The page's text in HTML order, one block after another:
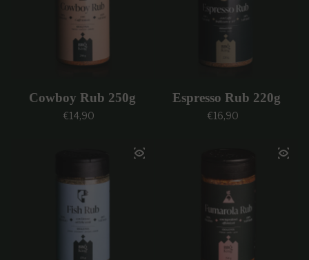
Cowboy Rub 250g
Prezzo regolare
€14,90
Espresso Rub 220g
Prezzo regolare
€16,90